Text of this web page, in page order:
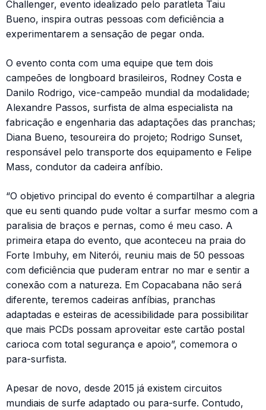
Challenger, evento idealizado pelo paratleta Taiu
Bueno, inspira outras pessoas com deficiência a
experimentarem a sensação de pegar onda.
O evento conta com uma equipe que tem dois
campeões de longboard brasileiros, Rodney Costa e
Danilo Rodrigo, vice-campeão mundial da modalidade;
Alexandre Passos, surfista de alma especialista na
fabricação e engenharia das adaptações das pranchas;
Diana Bueno, tesoureira do projeto; Rodrigo Sunset,
responsável pelo transporte dos equipamento e Felipe
Mass, condutor da cadeira anfíbio.
“O objetivo principal do evento é compartilhar a alegria
que eu senti quando pude voltar a surfar mesmo com a
paralisia de braços e pernas, como é meu caso. A
primeira etapa do evento, que aconteceu na praia do
Forte Imbuhy, em Niterói, reuniu mais de 50 pessoas
com deficiência que puderam entrar no mar e sentir a
conexão com a natureza. Em Copacabana não será
diferente, teremos cadeiras anfíbias, pranchas
adaptadas e esteiras de acessibilidade para possibilitar
que mais PCDs possam aproveitar este cartão postal
carioca com total segurança e apoio”, comemora o
para-surfista.
Apesar de novo, desde 2015 já existem circuitos
mundiais de surfe adaptado ou para-surfe. Contudo,